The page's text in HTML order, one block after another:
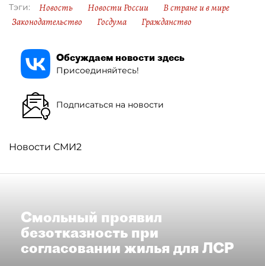
Тэги: Новость Новости России
В стране и в мире
Законодательство
Госдума Гражданство
Обсуждаем новости здесь
Присоединяйтесь!
Подписаться на новости
Новости СМИ2
Смольный проявил
безотказность при
согласовании жилья для ЛСР